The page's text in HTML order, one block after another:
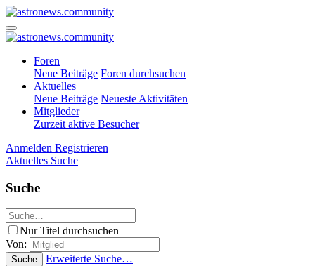
Foren
Neue Beiträge Foren durchsuchen
Aktuelles
Neue Beiträge Neueste Aktivitäten
Mitglieder
Zurzeit aktive Besucher
Anmelden Registrieren
Aktuelles Suche
Suche
Nur Titel durchsuchen
Von:
Suche Erweiterte Suche…